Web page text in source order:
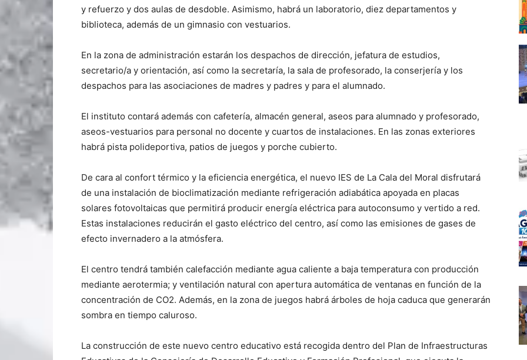
y refuerzo y dos aulas de desdoble. Asimismo, habrá un laboratorio, diez departamentos y
biblioteca, además de un gimnasio con vestuarios.
En la zona de administración estarán los despachos de dirección, jefatura de estudios,
secretario/a y orientación, así como la secretaría, la sala de profesorado, la conserjería y los
despachos para las asociaciones de madres y padres y para el alumnado.
El instituto contará además con cafetería, almacén general, aseos para alumnado y profesorado,
aseos-vestuarios para personal no docente y cuartos de instalaciones. En las zonas exteriores
habrá pista polideportiva, patios de juegos y porche cubierto.
De cara al confort térmico y la eficiencia energética, el nuevo IES de La Cala del Moral disfrutará
de una instalación de bioclimatización mediante refrigeración adiabática apoyada en placas
solares fotovoltaicas que permitirá producir energía eléctrica para autoconsumo y vertido a red.
Estas instalaciones reducirán el gasto eléctrico del centro, así como las emisiones de gases de
efecto invernadero a la atmósfera.
El centro tendrá también calefacción mediante agua caliente a baja temperatura con producción
mediante aerotermia; y ventilación natural con apertura automática de ventanas en función de la
concentración de CO2. Además, en la zona de juegos habrá árboles de hoja caduca que generarán
sombra en tiempo caluroso.
La construcción de este nuevo centro educativo está recogida dentro del Plan de Infraestructuras